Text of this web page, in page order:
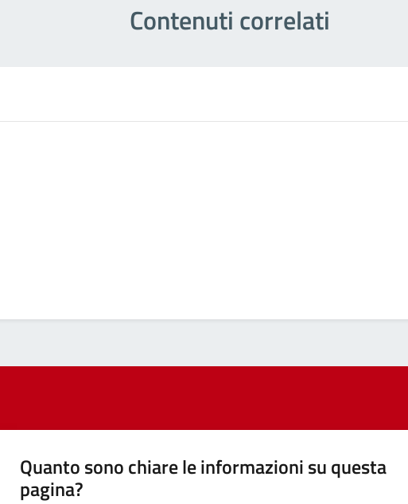
Contenuti correlati
Quanto sono chiare le informazioni su questa
pagina?